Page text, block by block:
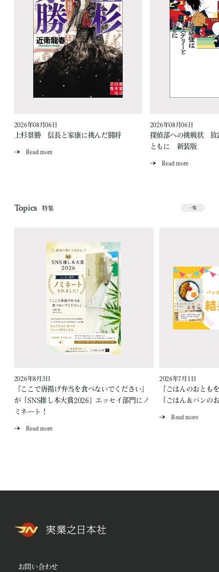
2026年08月06日
上杉景勝 信長と家康に挑んだ闘将
Read more
2026年08月06日
探偵部への挑戦状 放
ともに 新装版
Read more
Topics 特集 一覧
2026年8月3日
『ここで唐揚げ弁当を食べないでください』
が「SNS推し本大賞2026」エッセイ部門にノ
ミネート！
Read more
2026年7月1日
『ごはんのおとも
「ごはん＆パンの
Read more
お問い合わせ